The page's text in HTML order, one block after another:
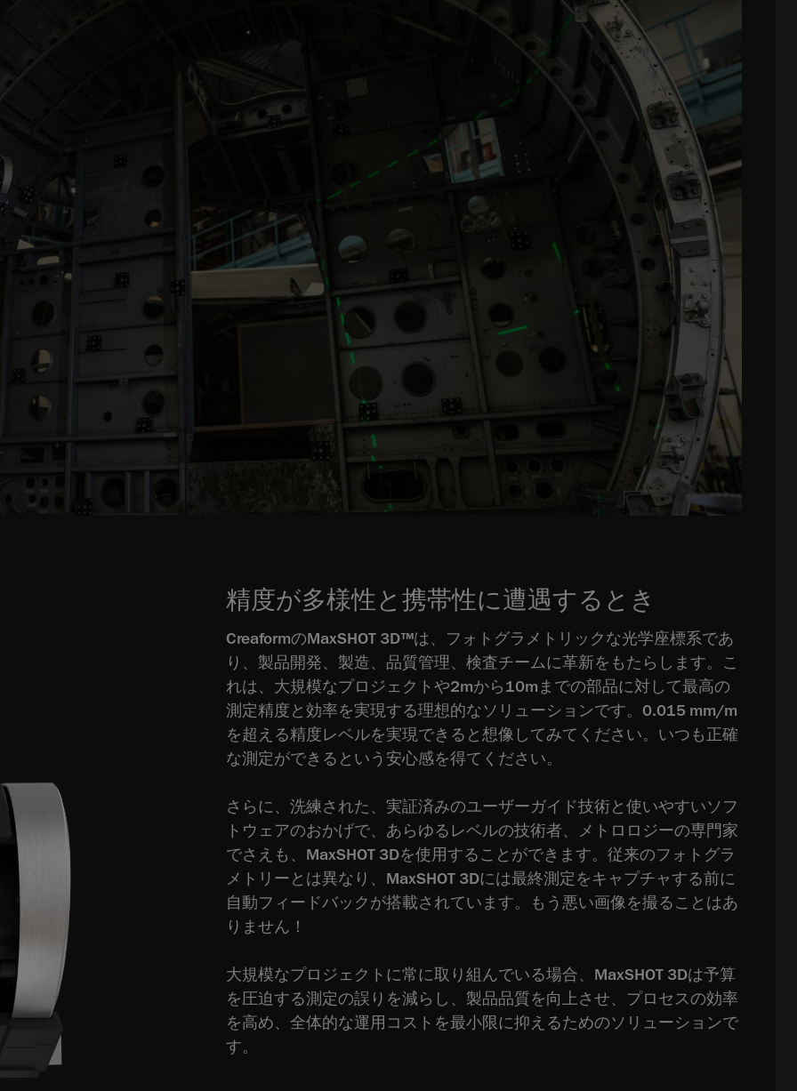
精度が多様性と携帯性に遭遇するとき
CreaformのMaxSHOT 3D™は、フォトグラメトリックな光学座標系であ
り、製品開発、製造、品質管理、検査チームに革新をもたらします。こ
れは、大規模なプロジェクトや2mから10mまでの部品に対して最高の
測定精度と効率を実現する理想的なソリューションです。0.015 mm/m
を超える精度レベルを実現できると想像してみてください。いつも正確
な測定ができるという安心感を得てください。
さらに、洗練された、実証済みのユーザーガイド技術と使いやすいソフ
トウェアのおかげで、あらゆるレベルの技術者、メトロロジーの専門家
でさえも、MaxSHOT 3Dを使用することができます。従来のフォトグラ
メトリーとは異なり、MaxSHOT 3Dには最終測定をキャプチャする前に
自動フィードバックが搭載されています。もう悪い画像を撮ることはあ
りません！
大規模なプロジェクトに常に取り組んでいる場合、MaxSHOT 3Dは予算
を圧迫する測定の誤りを減らし、製品品質を向上させ、プロセスの効率
を高め、全体的な運用コストを最小限に抑えるためのソリューションで
す。